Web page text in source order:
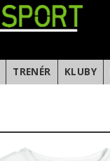
TRENÉR KLUBY